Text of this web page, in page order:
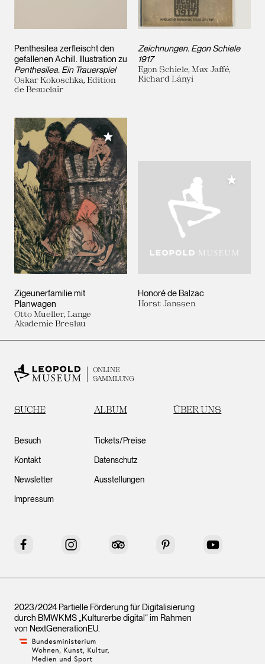
Penthesilea zerfleischt den
gefallenen Achill. Illustration zu
Penthesilea. Ein Trauerspiel
Oskar Kokoschka, Edition
de Beauclair
Zeichnungen. Egon Schiele
1917
Egon Schiele, Max Jaffé,
Richard Lányi
Zigeunerfamilie mit
Planwagen
Otto Mueller, Lange
Akademie Breslau
Meiner Sammlung hinzufügen
Honoré de Balzac
Horst Janssen
Meiner
ONLINE
SAMMLUNG
SUCHE ALBUM ÜBER UNS
Besuch
Kontakt
Newsletter
Impressum
Tickets/Preise
Datenschutz
Ausstellungen
Facebook Instagram Tripadvisor Pinterest YouTube
2023/2024 Partielle Förderung für Digitalisierung
durch BMWKMS „Kulturerbe digital“ im Rahmen
von NextGenerationEU.